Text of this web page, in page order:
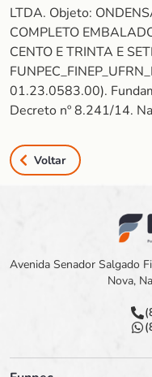
LTDA. Objeto:
COMPLETO
CENTO E TRINTA E
01.23.0583.00).
Decreto nº 8.241/14.
Voltar
Avenida Senador Salgado
Nova,